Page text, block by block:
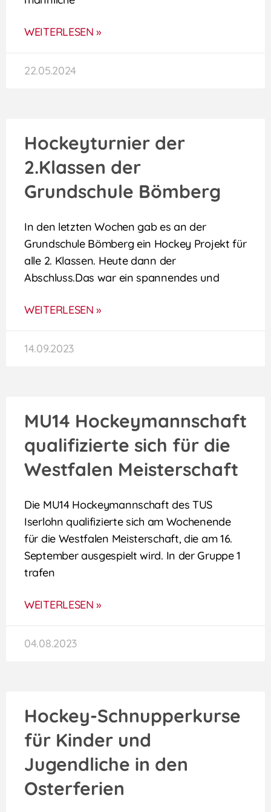
WEITERLESEN »
22.05.2024
Hockeyturnier der
2.Klassen der
Grundschule Bömberg
In den letzten Wochen gab es an der
Grundschule Bömberg ein Hockey Projekt für
alle 2. Klassen. Heute dann der
Abschluss.Das war ein spannendes und
WEITERLESEN »
14.09.2023
MU14 Hockeymannschaft
qualifizierte sich für die
Westfalen Meisterschaft
Die MU14 Hockeymannschaft des TUS
Iserlohn qualifizierte sich am Wochenende
für die Westfalen Meisterschaft, die am 16.
September ausgespielt wird. In der Gruppe 1
trafen
WEITERLESEN »
04.08.2023
Hockey-Schnupperkurse
für Kinder und
Jugendliche in den
Osterferien